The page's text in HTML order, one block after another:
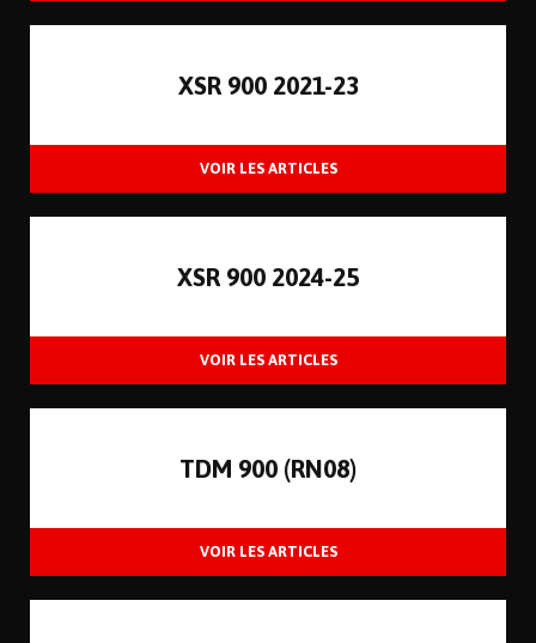
XSR 900 2021-23
XSR 900 2024-25
TDM 900 (RN08)